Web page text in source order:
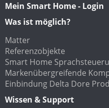
Mein Smart Home - Login
Was ist möglich?
Matter
Referenzobjekte
Smart Home
Markenübergreifende
Einbindung Delta Dore
Wissen & Support